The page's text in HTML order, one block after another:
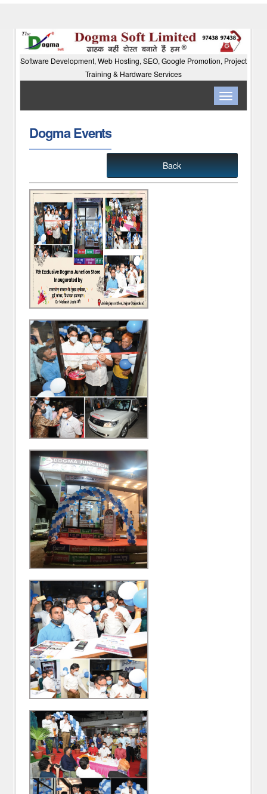
Software Development, Web Hosting, SEO, Google Promotion, Project
Training & Hardware Services
Toggle
navigation
Dogma Events
Back